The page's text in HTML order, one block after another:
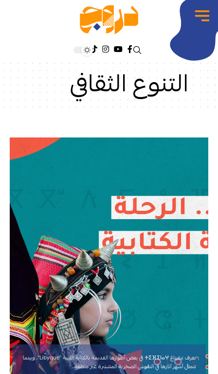
التنوع الثقافي
تعرف تيفيناغ ⵜⵉⴼⵉⵏⴰⵖ في بعض أطوارها القديمة بالكتابة الليبية "Libyque"، وبينما
تتمثل أشهر آثارها في النقوش الصخرية المنتشرة عبر منطقة…